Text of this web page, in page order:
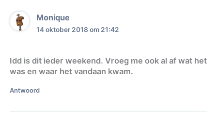
Monique
14 oktober 2018 om 21:42
Idd is dit ieder weekend. Vroeg me ook al af wat het
was en waar het vandaan kwam.
Antwoord